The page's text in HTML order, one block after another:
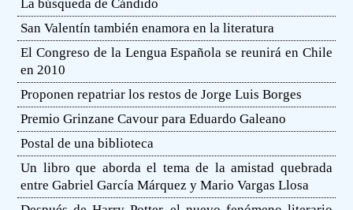
La búsqueda de Cándido
San Valentín también enamora en la literatura
El Congreso de la Lengua Española se reunirá en Chile
en 2010
Proponen repatriar los restos de Jorge Luis Borges
Premio Grinzane Cavour para Eduardo Galeano
Postal de una biblioteca
Un libro que aborda el tema de la amistad quebrada
entre Gabriel García Márquez y Mario Vargas Llosa